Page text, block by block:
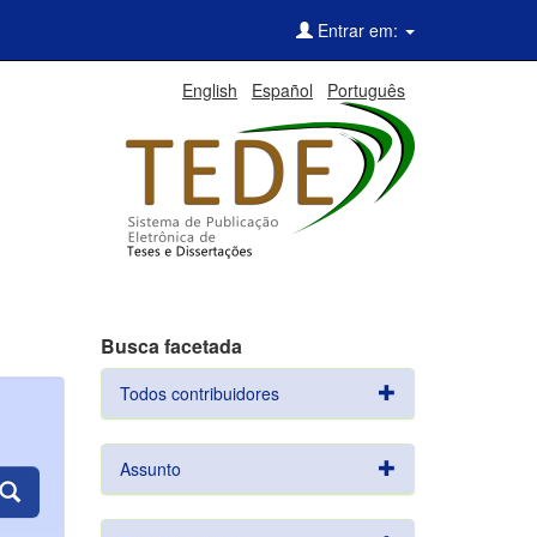
Entrar em:
English Español Português
Busca facetada
Todos contribuidores
Assunto